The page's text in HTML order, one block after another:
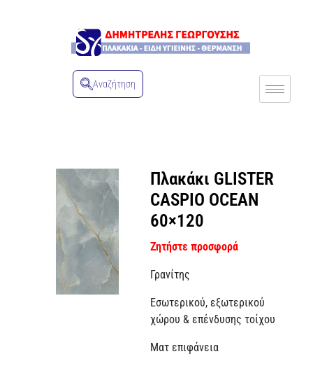
Αναζήτηση
Πλακάκι GLISTER
CASPIO OCEAN
60×120
Ζητήστε προσφορά
Γρανίτης
Εσωτερικού, εξωτερικού
χώρου & επένδυσης τοίχου
Ματ επιφάνεια